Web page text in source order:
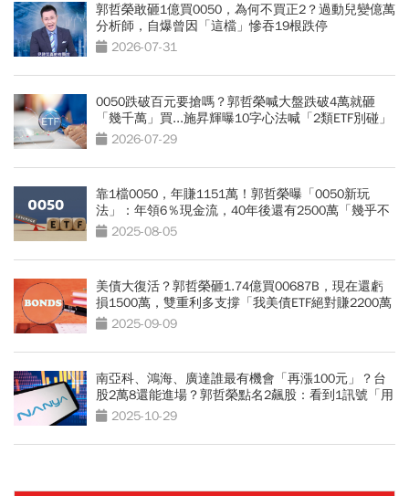
郭哲榮敢砸1億買0050，為何不買正2？過動兒變億萬
分析師，自爆曾因「這檔」慘吞19根跌停
2026-07-31
0050跌破百元要搶嗎？郭哲榮喊大盤跌破4萬就砸
「幾千萬」買...施昇輝曝10字心法喊「2類ETF別碰」
2026-07-29
靠1檔0050，年賺1151萬！郭哲榮曝「0050新玩
法」：年領6％現金流，40年後還有2500萬「幾乎不
可能賣光」
2025-08-05
美債大復活？郭哲榮砸1.74億買00687B，現在還虧
損1500萬，雙重利多支撐「我美債ETF絕對賺2200萬
出場」
2025-09-09
南亞科、鴻海、廣達誰最有機會「再漲100元」？台
股2萬8還能進場？郭哲榮點名2飆股：看到1訊號「用
力買」
2025-10-29